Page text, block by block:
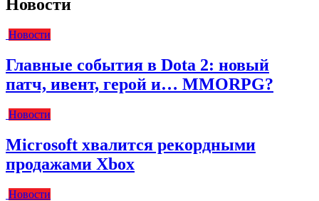
Новости
Новости
Главные события в Dota 2: новый
патч, ивент, герой и… MMORPG?
Новости
Microsoft хвалится рекордными
продажами Xbox
Новости